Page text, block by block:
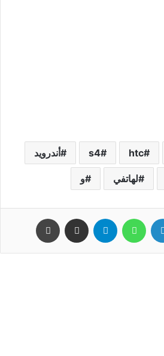
htc
s4 أندرويد
لهاتفي و
لينكدإن واتساب تيلقرام مشاركة عبر البريد